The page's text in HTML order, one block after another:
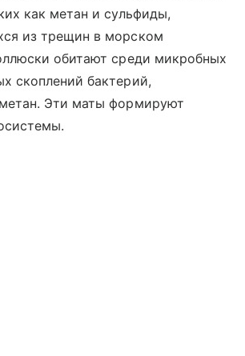
как метан и сульфиды,
из трещин в морском
обитают среди микробных
скоплений бактерий,
Эти маты формируют